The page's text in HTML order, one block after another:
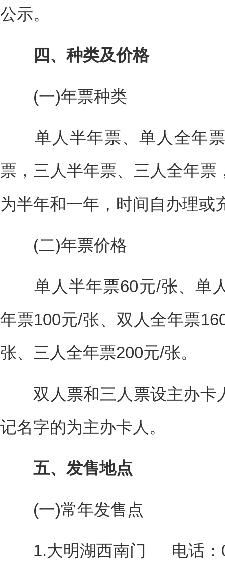
公示。
四、种类及价格
(一)年票种类
单人半年票、单人全年票
票，三人半年票、三人全年
为半年和一年，时间自办理或
(二)年票价格
单人半年票60元/张、单
年票100元/张、双人全年票
张、三人全年票200元/张。
双人票和三人票设主办卡
记名字的为主办卡人。
五、发售地点
(一)常年发售点
1.大明湖西南门 电话：